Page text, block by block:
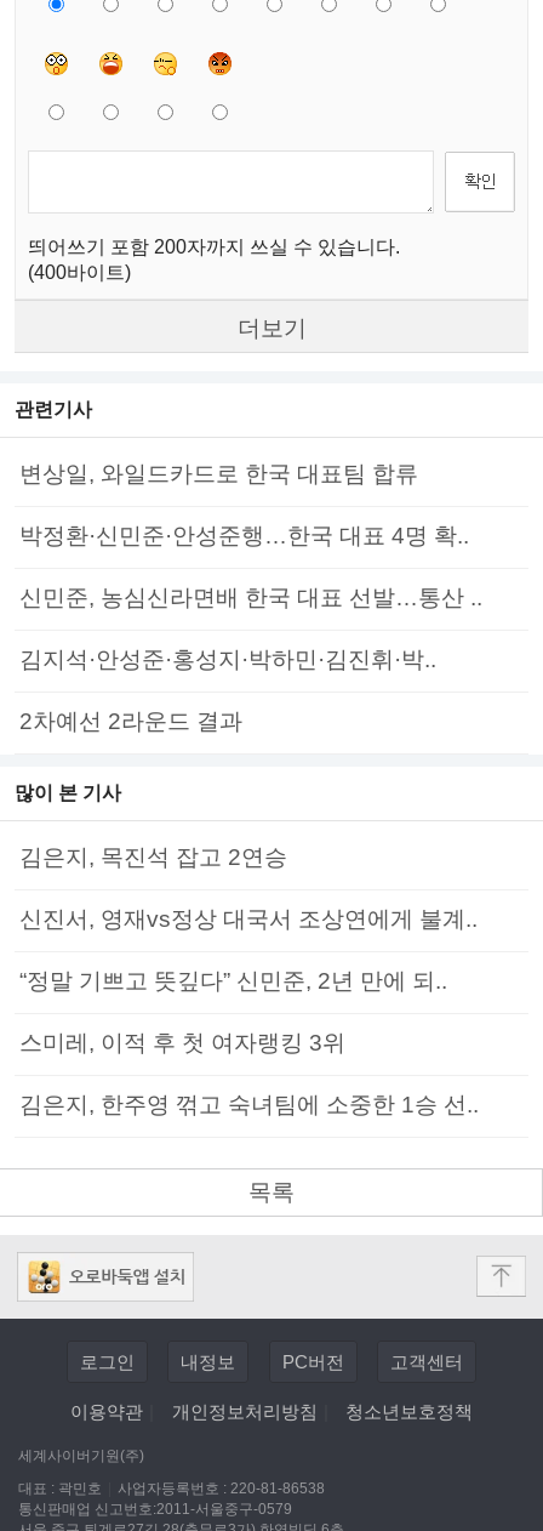
띄어쓰기 포함 200자까지 쓰실 수 있습니다.
(400바이트)
더보기
관련기사
변상일, 와일드카드로 한국 대표팀 합류
박정환·신민준·안성준행…한국 대표 4명 확..
신민준, 농심신라면배 한국 대표 선발…통산 ..
김지석·안성준·홍성지·박하민·김진휘·박..
2차예선 2라운드 결과
많이 본 기사
김은지, 목진석 잡고 2연승
신진서, 영재vs정상 대국서 조상연에게 불계..
“정말 기쁘고 뜻깊다” 신민준, 2년 만에 되..
스미레, 이적 후 첫 여자랭킹 3위
김은지, 한주영 꺾고 숙녀팀에 소중한 1승 선..
목록
로그인 내정보 PC버전 고객센터
이용약관 개인정보처리방침 청소년보호정책
세계사이버기원(주)
대표 : 곽민호
사업자등록번호 : 220-81-86538
통신판매업 신고번호:2011-서울중구-0579